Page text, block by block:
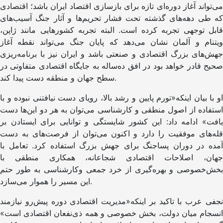
می‌تواند آغاز دوره‌ای تازه برای بازسازی اقتصاد ایران باشد؛ اقتصادی
که طی دهه‌های گذشته تحت فشار تحریم‌ها و آثار جنگ آسیب‌های
قابل توجهی تجربه کرده است. البته تجربه کشورهایی مانند ژاپن،
ویتنام و آلمان نشان می‌دهد که پایان جنگ می‌تواند نقطه آغاز
جهش‌های بزرگ اقتصادی و صنعتی باشد و ایران نیز با برنامه‌ریزی
صحیح قادر خواهد بود در افق ده‌ساله به جایگاه اقتصادی متفاوتی در
سطح جهان و منطقه دست پیدا کند.
او با بیان اینکه«تورم پایین و رشد بالا، رویای دست نیافتنی نبوده و با
استفاده از اصول منطقی و کارشناسی می‌توان به هر دو این‌ها دست
یافت» ادامه داد: این کشور شایستگی و توانایی برای ایستادن بر
قله‌های موفقیت را دارد و اکنون می‌توان از فرصت‌های به دست
آمده در دوران پساجنگ برای جهش بزرگ استفاده کرد. تعامل با
جهان، اصلاحات اقتصادی شجاعانه، همکاری منطقی با
بخش‌خصوصی و بهره‌گیری از خرد جمعی وکارشناسی به طور حتم
این مسیر را هموار می‌سازد.
نجفی عرب با تاکید بر اینکه«مدیریت اقتصادی دوره پیش‌رو نیازمند
انسجام میان دولت، بخش خصوصی و همه ذی‌نفعان اقتصادی است»